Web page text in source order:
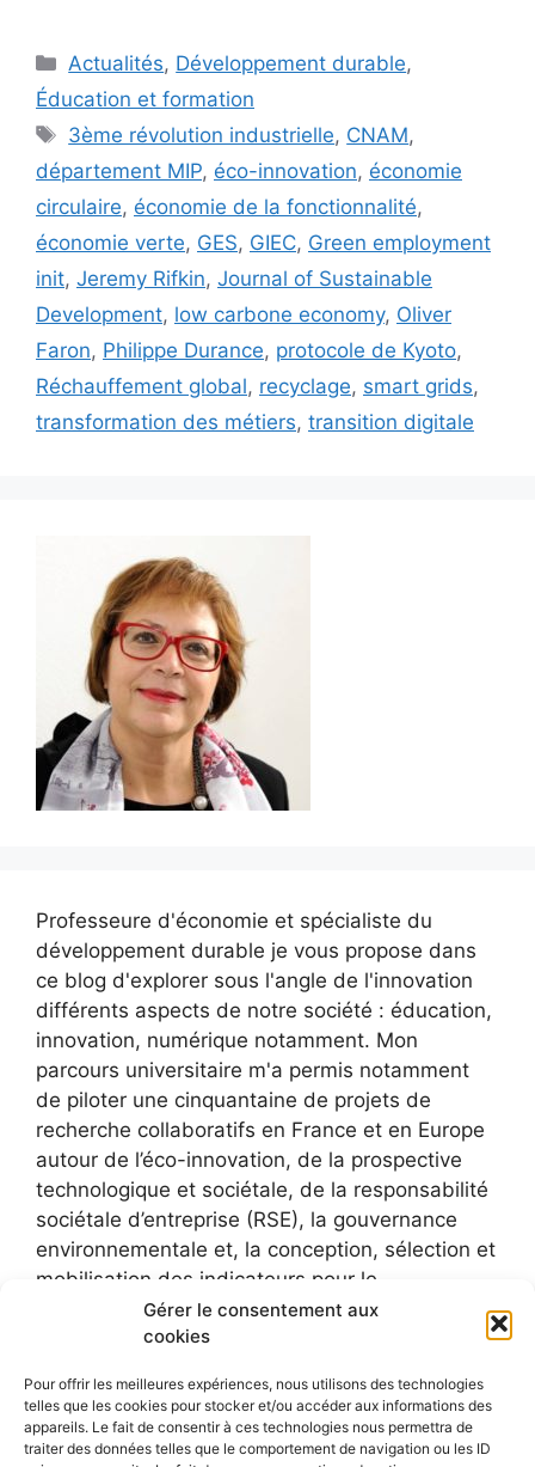
Gérer le consentement aux
cookies
Pour offrir les meilleures expériences, nous utilisons des technologies
telles que les cookies pour stocker et/ou accéder aux informations des
appareils. Le fait de consentir à ces technologies nous permettra de
traiter des données telles que le comportement de navigation ou les ID
Catégories
Actualités, Développement durable,
Éducation et formation
Étiquettes
3ème révolution industrielle, CNAM,
département MIP, éco-innovation, économie
circulaire, économie de la fonctionnalité,
économie verte, GES, GIEC, Green employment
init, Jeremy Rifkin, Journal of Sustainable
Development, low carbone economy, Oliver
Faron, Philippe Durance, protocole de Kyoto,
Réchauffement global, recyclage, smart grids,
transformation des métiers, transition digitale
Professeure d'économie et spécialiste du
développement durable je vous propose dans
ce blog d'explorer sous l'angle de l'innovation
différents aspects de notre société : éducation,
innovation, numérique notamment. Mon
parcours universitaire m'a permis notamment
de piloter une cinquantaine de projets de
recherche collaboratifs en France et en Europe
autour de l’éco-innovation, de la prospective
technologique et sociétale, de la responsabilité
sociétale d’entreprise (RSE), la gouvernance
environnementale et, la conception, sélection et
mobilisation des indicateurs pour le
développement durable.